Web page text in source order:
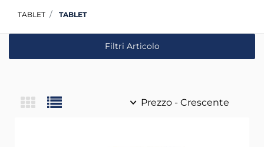
TABLET TABLET
Filtri Articolo